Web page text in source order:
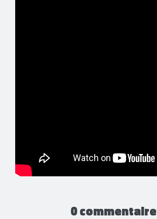
0 commentaire